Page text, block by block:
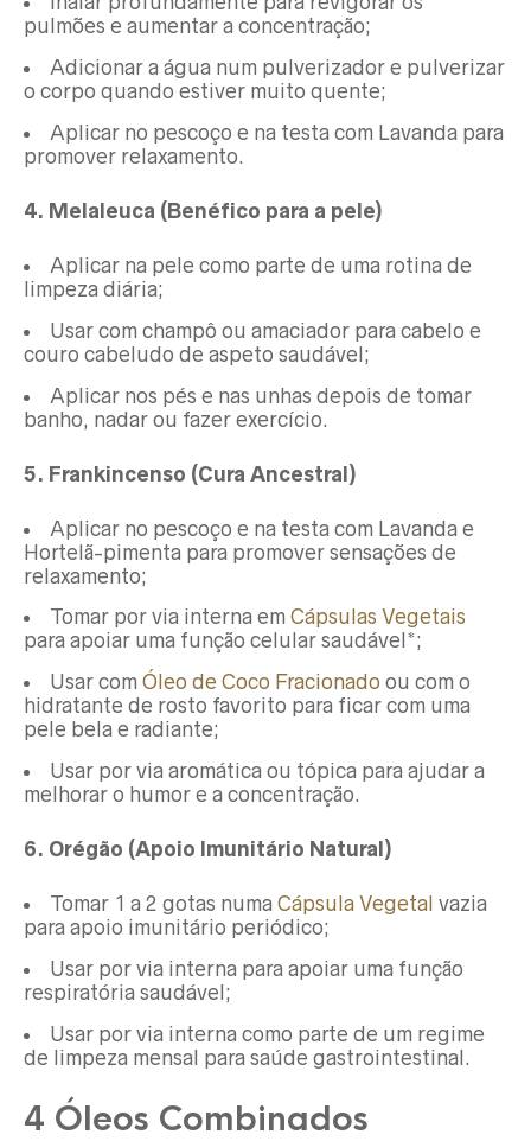
pulmões e aumentar a concentração;
Adicionar a água num pulverizador e pulverizar
o corpo quando estiver muito quente;
Aplicar no pescoço e na testa com Lavanda para
promover relaxamento.
4. Melaleuca (Benéfico para a pele)
Aplicar na pele como parte de uma rotina de
limpeza diária;
Usar com champô ou amaciador para cabelo e
couro cabeludo de aspeto saudável;
Aplicar nos pés e nas unhas depois de tomar
banho, nadar ou fazer exercício.
5. Frankincenso (Cura Ancestral)
Aplicar no pescoço e na testa com Lavanda e
Hortelã-pimenta para promover sensações de
relaxamento;
Tomar por via interna em Cápsulas Vegetais
para apoiar uma função celular saudável*;
Usar com Óleo de Coco Fracionado ou com o
hidratante de rosto favorito para ficar com uma
pele bela e radiante;
Usar por via aromática ou tópica para ajudar a
melhorar o humor e a concentração.
6. Orégão (Apoio Imunitário Natural)
Tomar 1 a 2 gotas numa Cápsula Vegetal vazia
para apoio imunitário periódico;
Usar por via interna para apoiar uma função
respiratória saudável;
Usar por via interna como parte de um regime
de limpeza mensal para saúde gastrointestinal.
4 Óleos Combinados